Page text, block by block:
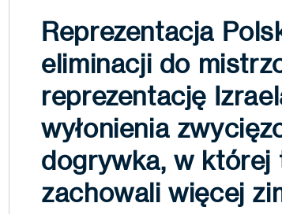
Reprezentacja
eliminacji do
reprezentację
wyłonienia
dogrywka, w której
zachowali więcej